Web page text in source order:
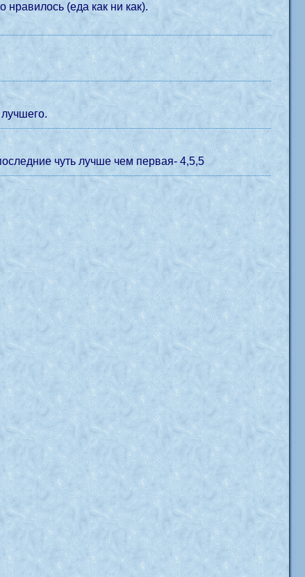
(еда как ни как).
чуть лучше чем первая- 4,5,5